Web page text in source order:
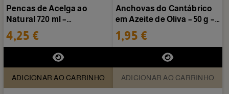
Pencas de Acelga ao
Natural 720 ml –
Conservas Artesanais
Almanaque
4,25 €
ADICIONAR AO CARRINHO
Anchovas do Cantábrico
em Azeite de Oliva – 50 g –
A Lata
1,95 €
ADICIONAR AO CARRINHO